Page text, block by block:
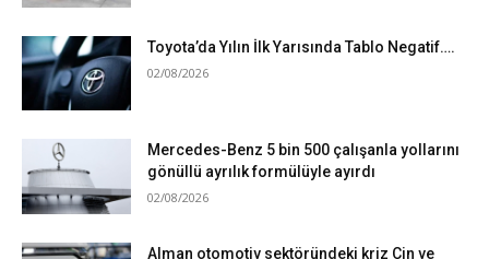
Toyota’da Yılın İlk Yarısında Tablo Negatif….
02/08/2026
Mercedes-Benz 5 bin 500 çalışanla yollarını
gönüllü ayrılık formülüyle ayırdı
02/08/2026
Alman otomotiv sektöründeki kriz Çin ve